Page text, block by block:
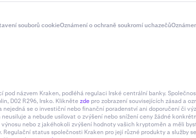
souborů cookieOznámení o ochraně soukromí uchazečů
názvem Kraken, podléhá regulaci Irské centrální banky.
D02 R296, Irsko. Kliknětezde pro zobrazení souvisejících zásad a
se o investiční nebo finanční poradenství ani doporučení či
a nebude usilovat o zvýšení nebo snížení ceny žádné
nebo z jakéhokoli zvýšení hodnoty vašich kryptoměn a měli
status společnosti Kraken pro její různé produkty a